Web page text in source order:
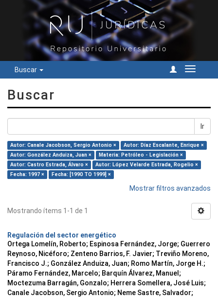
Buscar
Cambiar
Buscar
Ir
Autor: Canale Jacobson, Sergio Antonio ×
Autor: Díaz Escalante, Enrique ×
Autor: González Anduiza, Juan ×
Materia: Petróleo - Legislación ×
Autor: Castro Estrada, Álvaro ×
Autor: López Velarde Estrada, Rogelio ×
Fecha: 1997 ×
Fecha: [1990 TO 1999] ×
Mostrar filtros avanzados
Mostrando ítems 1-1 de 1
Regulación del sector energético
Ortega Lomelín, Roberto; Espinosa Fernández, Jorge; Guerrero
Reynoso, Nicéforo; Zenteno Barrios, F. Javier; Treviño Moreno,
Francisco J.; González Anduiza, Juan; Romo Martín, Jorge H.;
Páramo Fernández, Marcelo; Barquín Álvarez, Manuel;
Moctezuma Barragán, Gonzalo; Herrera Somellera, José Luis;
Canale Jacobson, Sergio Antonio; Neme Sastre, Salvador;